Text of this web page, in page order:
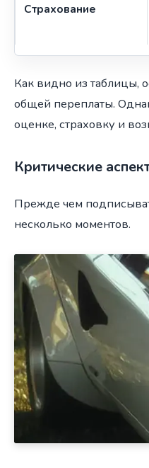
Страхование
Как видно из таблицы,
общей переплаты.
оценке, страховку и
Критические
Прежде чем
несколько моментов.